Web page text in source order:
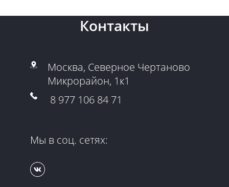
Контакты
Москва, Северное Чертаново
Микрорайон, 1к1
8 977 106 84 71
Мы в соц. сетях: